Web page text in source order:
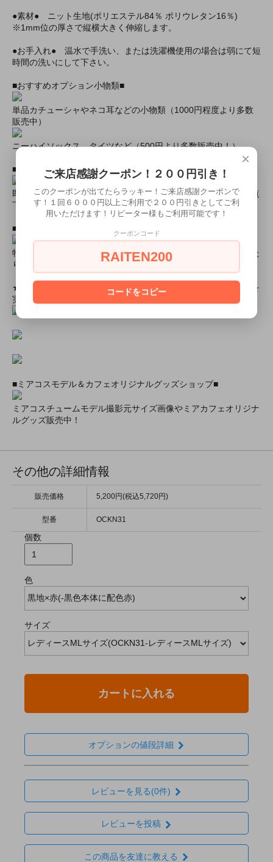
●素材● ニット生地(ポリエステル84％ ポリウレタン16％)
※1mm位の厚さで縦横大きく伸縮します。
●お手入れ● 温水で手洗い、または洗濯機使用の場合は弱にて短
時間の洗いにして下さい。
■おすすめオプション小物類■
単品カチューシャやネコ耳などの小物類（1000円程度より多数
販売中）
ニーハイソックス、タイツなど（500円より多数販売中！）
■すぐに商品が欲しい！！という方■
即日配達商品一覧がございますので、よろしければそちらをご覧
下さいませ。
■とにかく安くて高品質な商品が欲しい！という方■
特別割引商品を掲載しています！最大８０％引きの商品もあった
りします！
★ミアカフェ・ミアリラではミアコス衣装を着用したイベントを
実施中★
■ミアコスモデル＆カフェオリジナルグッズショップ■
ミアコスチュームモデル撮影元サイズ画像やミアカフェオリジナ
ルグッズ販売中！
その他の詳細情報
販売価格 5,200円(税込5,720円)
型番 OCKN31
個数
色
サイズ
カートに入れる
オプションの値段詳細
レビューを見る(0件)
レビューを投稿
この商品を友達に教える
×
ご来店感謝クーポン！２００円引き！
このクーポンが出てたらラッキー！ご来店感謝クーポンで
す！１回６０００円以上ご利用で２００円引きとしてご利
用いただけます！リピーター様もご利用可能です！
クーポンコード
RAITEN200
コードをコピー